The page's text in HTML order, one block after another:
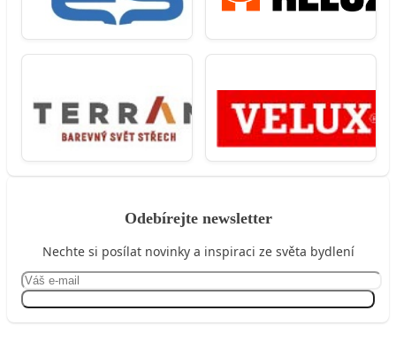
Odebírejte newsletter
Nechte si posílat novinky a inspiraci ze světa bydlení